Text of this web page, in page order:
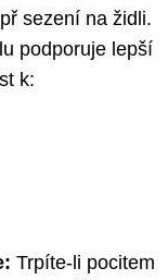
sezení na židli.
podporuje lepší
k:
Trpíte-li pocitem